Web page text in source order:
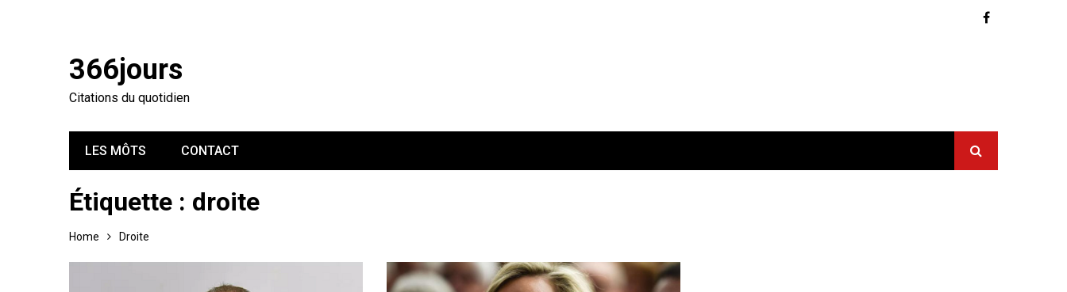
366jours
Citations du quotidien
LES MÔTS CONTACT
Étiquette : droite
Home Droite